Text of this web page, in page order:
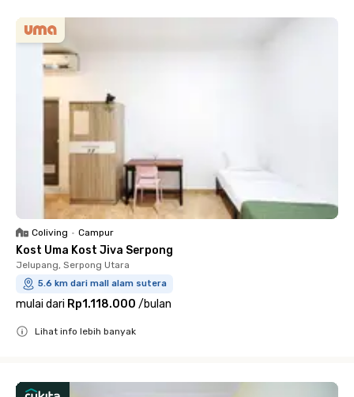
Coliving • Campur
Kost Uma Kost Jiva Serpong
Jelupang, Serpong Utara
5.6 km dari mall alam sutera
mulai dari Rp1.118.000 /bulan
Lihat info lebih banyak